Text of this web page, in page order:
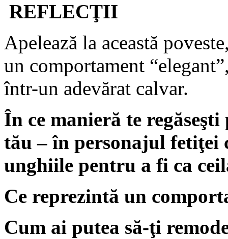
REFLECŢII
Apelează la această
un comportament
într-un adevărat calvar.
În ce manieră te
tău – în personajul fetiţei
unghiile pentru a fi ca
Ce reprezintă un
Cum ai putea să-ţi